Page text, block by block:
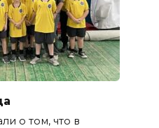
о том, что в